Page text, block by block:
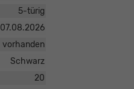
5-türig
07.08.2026
vorhanden
Schwarz
20